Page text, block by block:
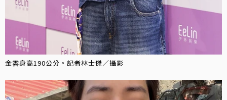
金雲身高190公分。記者林士傑／攝影